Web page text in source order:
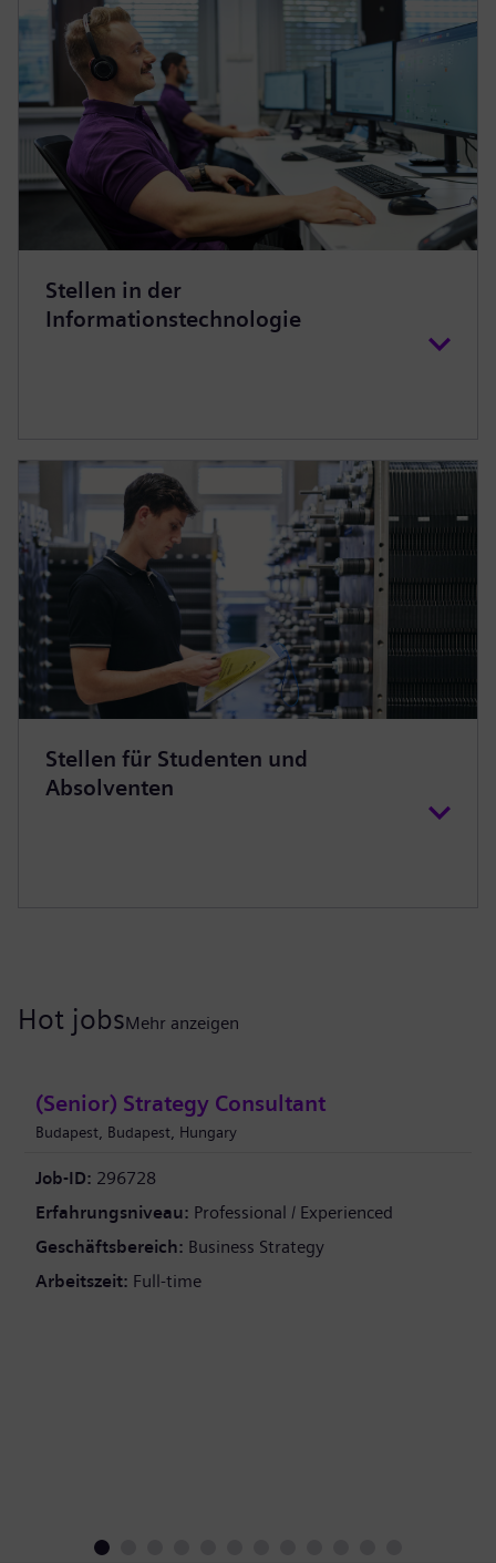
Stellen in der
Informationstechnologie
Stellen für Studenten und
Absolventen
Hot jobsMehr anzeigen
(Senior) Strategy Consultant
Budapest, Budapest, Hungary
Job-ID: 296728
Erfahrungsniveau: Professional / Experienced
Geschäftsbereich: Business Strategy
Arbeitszeit: Full-time